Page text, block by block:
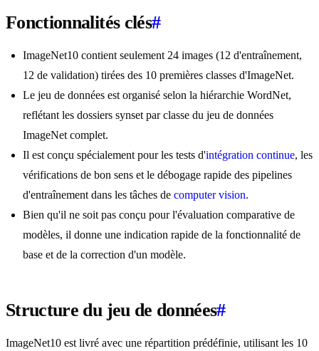
Fonctionnalités clés#
ImageNet10 contient seulement 24 images (12 d'entraînement,
12 de validation) tirées des 10 premières classes d'ImageNet.
Le jeu de données est organisé selon la hiérarchie WordNet,
reflétant les dossiers synset par classe du jeu de données
ImageNet complet.
Il est conçu spécialement pour les tests d'intégration continue, les
vérifications de bon sens et le débogage rapide des pipelines
d'entraînement dans les tâches de computer vision.
Bien qu'il ne soit pas conçu pour l'évaluation comparative de
modèles, il donne une indication rapide de la fonctionnalité de
base et de la correction d'un modèle.
Structure du jeu de données#
ImageNet10 est livré avec une répartition prédéfinie, utilisant les 10